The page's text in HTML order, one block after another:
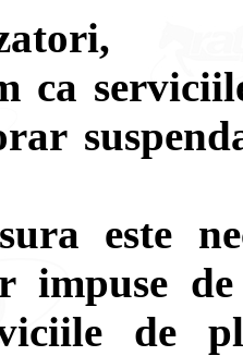
ca
este
impuse
de